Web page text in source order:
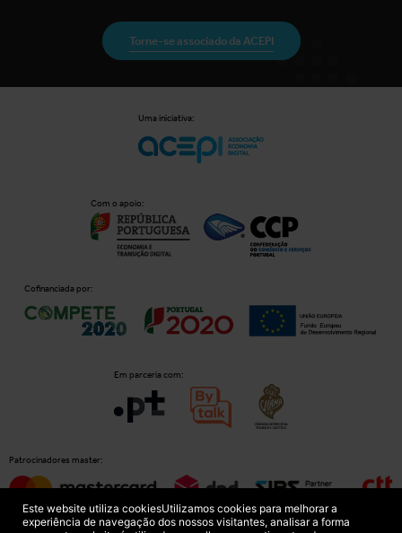
Torne-se associado da ACEPI
Uma iniciativa:
Com o apoio:
Cofinanciada por:
Em parceria com:
Patrocinadores master:
Este website utiliza cookiesUtilizamos cookies para melhorar a
experiência de navegação dos nossos visitantes, analisar a forma